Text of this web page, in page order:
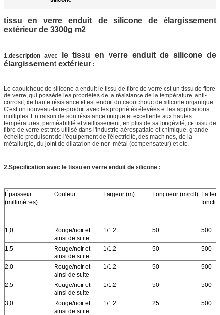
tissu en verre enduit de silicone de élargissement
extérieur de 3300g m2
1.description avec
le tissu en verre enduit de silicone de
élargissement extérieur :
Le caoutchouc de silicone a enduit le tissu de fibre de verre est un tissu de fibre
de verre, qui possède les propriétés de la résistance de la température, anti-
corrosif, de haute résistance et est enduit du caoutchouc de silicone organique.
C'est un nouveau-faire-produit avec les propriétés élevées et les applications
multiples. En raison de son résistance unique et excellente aux hautes
températures, perméabilité et vieillissement, en plus de sa longévité, ce tissu de
fibre de verre est très utilisé dans l'industrie aérospatiale et chimique, grande
échelle produisent de l'équipement de l'électricité, des machines, de la
métallurgie, du joint de dilatation de non-métal (compensateur) et etc.
2.Specification avec le tissu en verre enduit de silicone :
Épaisseur
(millimètres)
Couleur Largeur (m) Longueur (m/roll) La
1,0
Rouge/noir et
ainsi de suite
1/1.2 50 500
1,5
Rouge/noir et
ainsi de suite
1/1.2 50 500
2,0
Rouge/noir et
ainsi de suite
1/1.2 50 500
2,5
Rouge/noir et
ainsi de suite
1/1.2 50 500
3,0
Rouge/noir et
ainsi de suite
1/1.2 25 500